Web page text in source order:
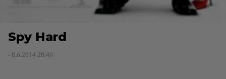
Spy Hard
- 8.6.2014 20:49